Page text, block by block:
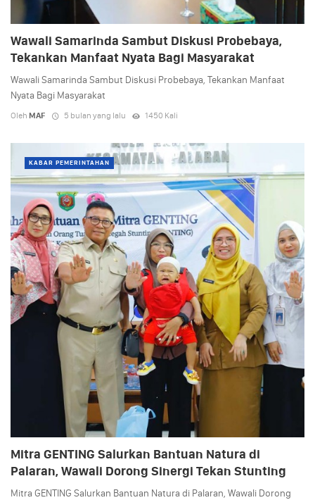
Wawali Samarinda Sambut Diskusi Probebaya,
Tekankan Manfaat Nyata Bagi Masyarakat
Wawali Samarinda Sambut Diskusi Probebaya, Tekankan Manfaat
Nyata Bagi Masyarakat
Oleh MAF 5 bulan yang lalu 1450 Kali
KABAR PEMERINTAHAN
Mitra GENTING Salurkan Bantuan Natura di
Palaran, Wawali Dorong Sinergi Tekan Stunting
Mitra GENTING Salurkan Bantuan Natura di Palaran, Wawali Dorong